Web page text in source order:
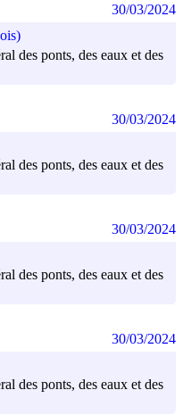
des ponts, des eaux et des
30/03/2024
des ponts, des eaux et des
30/03/2024
des ponts, des eaux et des
30/03/2024
des ponts, des eaux et des
30/03/2024